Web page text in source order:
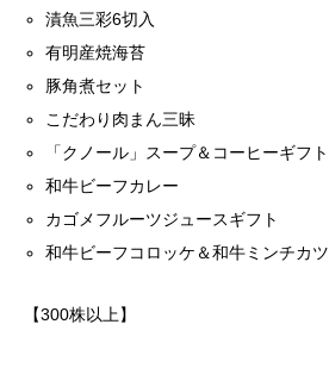
漬魚三彩6切入
有明産焼海苔
豚角煮セット
こだわり肉まん三昧
「クノール」スープ＆コーヒーギフト
和牛ビーフカレー
カゴメフルーツジュースギフト
和牛ビーフコロッケ＆和牛ミンチカツ
【300株以上】